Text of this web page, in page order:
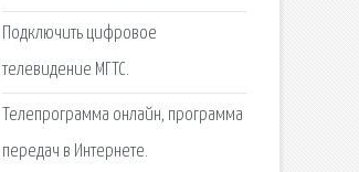
Подключить цифровое
телевидение МГТС.
Телепрограмма онлайн, программа
передач в Интернете.